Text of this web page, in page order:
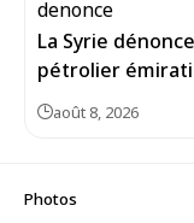
La Syrie
pétrolier émirati
août 8, 2026
Photos